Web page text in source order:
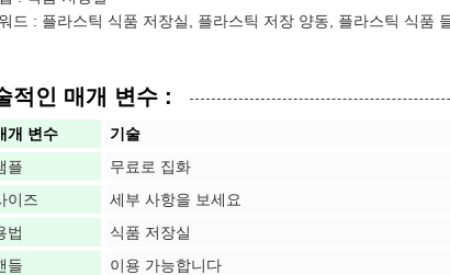
드 : 플라스틱 식품 저장실, 플라스틱 저장 양동, 플라스틱 식품
적인 매개 변수 :
개 변수
기술
플
무료로 집화
이즈
세부 사항을 보세요
법
식품 저장실
들
이용 가능합니다